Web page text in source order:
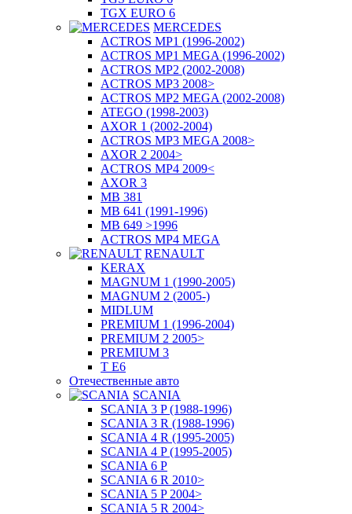
TGX EURO 6
MERCEDES
ACTROS MP1 (1996-2002)
ACTROS MP1 MEGA (1996-2002)
ACTROS MP2 (2002-2008)
ACTROS MP3 2008>
ACTROS MP2 MEGA (2002-2008)
ATEGO (1998-2003)
AXOR 1 (2002-2004)
ACTROS MP3 MEGA 2008>
AXOR 2 2004>
ACTROS MP4 2009<
AXOR 3
MB 381
MB 641 (1991-1996)
MB 649 >1996
ACTROS MP4 MEGA
RENAULT
KERAX
MAGNUM 1 (1990-2005)
MAGNUM 2 (2005-)
MIDLUM
PREMIUM 1 (1996-2004)
PREMIUM 2 2005>
PREMIUM 3
T E6
Отечественные авто
SCANIA
SCANIA 3 P (1988-1996)
SCANIA 3 R (1988-1996)
SCANIA 4 R (1995-2005)
SCANIA 4 P (1995-2005)
SCANIA 6 P
SCANIA 6 R 2010>
SCANIA 5 P 2004>
SCANIA 5 R 2004>